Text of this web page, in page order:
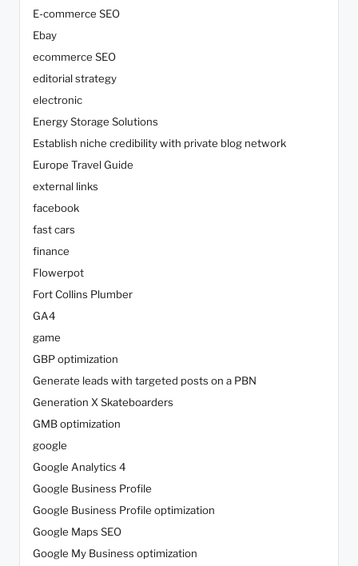
E-commerce SEO
Ebay
ecommerce SEO
editorial strategy
electronic
Energy Storage Solutions
Establish niche credibility with private blog network
Europe Travel Guide
external links
facebook
fast cars
finance
Flowerpot
Fort Collins Plumber
GA4
game
GBP optimization
Generate leads with targeted posts on a PBN
Generation X Skateboarders
GMB optimization
google
Google Analytics 4
Google Business Profile
Google Business Profile optimization
Google Maps SEO
Google My Business optimization